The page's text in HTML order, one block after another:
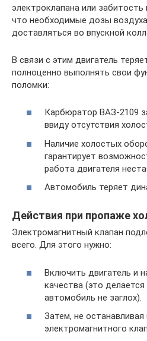
электроклапана или
что необходимые дозы
доставляться во впускной
В связи с этим двигатель
полноценно выполнять свои
поломки:
Карбюратор ВАЗ-2109
ввиду отсутствия
Наличие холостых
гарантирует
работа двигателя
Автомобиль теряет
Действия при пропаже
Электромагнитный клапан
всего. Для этого нужно:
Включить двигатель и
качества (это
автомобиль не заглох).
Затем, не
электромагнитного